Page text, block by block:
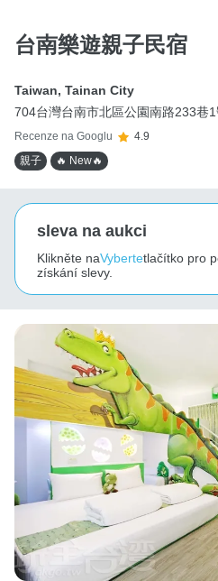
台南樂遊親子民宿
Taiwan, Tainan City
704台灣台南市北區公園南路233巷1
Recenze na Googlu
4.9
親子
🔥 New🔥
sleva na aukci
Klikněte naVybertetlačítko pro
získání slevy.